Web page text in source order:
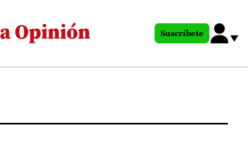
al
principal
Suscríbete